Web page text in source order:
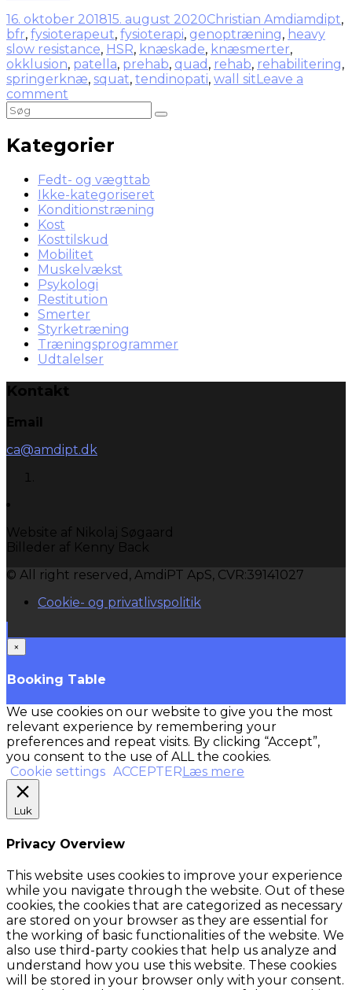
16. oktober 201815. august 2020Christian Amdiamdipt,
bfr, fysioterapeut, fysioterapi, genoptræning, heavy
slow resistance, HSR, knæskade, knæsmerter,
okklusion, patella, prehab, quad , rehab, rehabilitering,
springerknæ, squat, tendinopati, wall sitLeave a
comment
Kategorier
Fedt- og vægttab
Ikke-kategoriseret
Konditionstræning
Kost
Kosttilskud
Mobilitet
Muskelvækst
Psykologi
Restitution
Smerter
Styrketræning
Træningsprogrammer
Udtalelser
Kontakt
Email
ca@amdipt.dk
Website af Nikolaj Søgaard
Billeder af Kenny Back
© All right reserved, AmdiPT ApS, CVR:39141027
Cookie- og privatlivspolitik
×
Booking Table
We use cookies on our website to give you the most
relevant experience by remembering your
preferences and repeat visits. By clicking “Accept”,
you consent to the use of ALL the cookies.
Cookie settings ACCEPTER Læs mere
Luk
Privacy Overview
This website uses cookies to improve your experience
while you navigate through the website. Out of these
cookies, the cookies that are categorized as necessary
are stored on your browser as they are essential for
the working of basic functionalities of the website. We
also use third-party cookies that help us analyze and
understand how you use this website. These cookies
will be stored in your browser only with your consent.